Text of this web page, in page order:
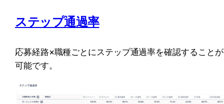
ステップ通過率
応募経路×職種ごとにステップ通過率を確認することが
可能です。